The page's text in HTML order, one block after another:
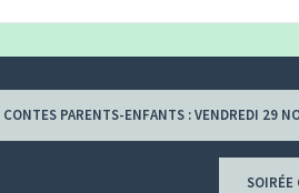
CONTES PARENTS-ENFANTS : VENDREDI 29